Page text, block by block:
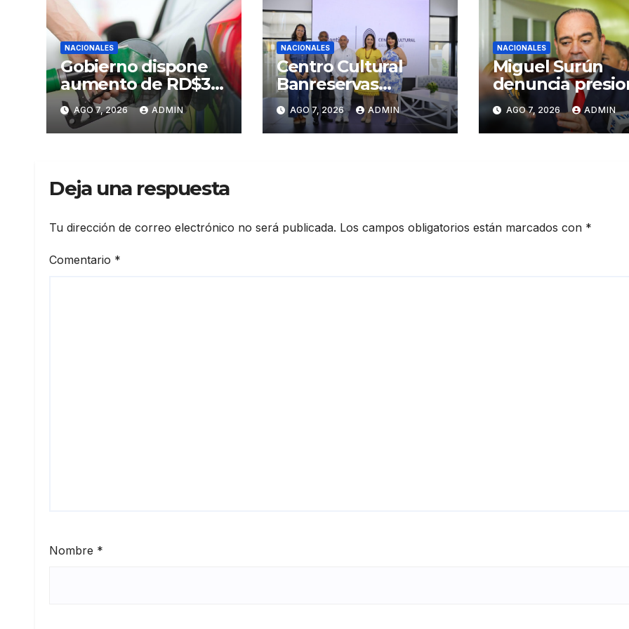
NACIONALES
Gobierno dispone
aumento de RD$3
pesos a gasolinas
premium y regular
AGO 7, 2026 ADMIN
NACIONALES
Centro Cultural
Banreservas
Santiago inaugura
Primer Congreso de
Artesanos de
AGO 7, 2026 ADMIN
NACIONALES
Miguel Surún
denuncia
sobre jueces de
Suprema Corte
Justicia
AGO 7, 2026 ADMIN
Deja una respuesta
Tu dirección de correo electrónico no será publicada. Los campos obligatorios están marcados con *
Comentario *
Nombre *